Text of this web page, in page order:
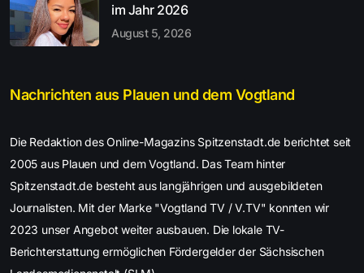
im Jahr 2026
August 5, 2026
Nachrichten aus Plauen und dem Vogtland
Die Redaktion des Online-Magazins Spitzenstadt.de berichtet seit
2005 aus Plauen und dem Vogtland. Das Team hinter
Spitzenstadt.de besteht aus langjährigen und ausgebildeten
Journalisten. Mit der Marke "Vogtland TV / V.TV" konnten wir
2023 unser Angebot weiter ausbauen. Die lokale TV-
Berichterstattung ermöglichen Fördergelder der Sächsischen